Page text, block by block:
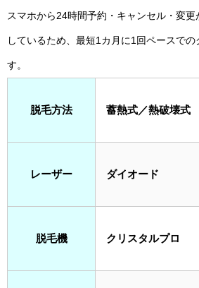
スマホから24時間予約・キャンセル・変
しているため、最短1カ月に1回ペースで
す。
脱毛方法 蓄熱式／熱破壊式
レーザー ダイオード
脱毛機 クリスタルプロ